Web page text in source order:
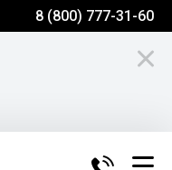
8 (800) 777-31-60